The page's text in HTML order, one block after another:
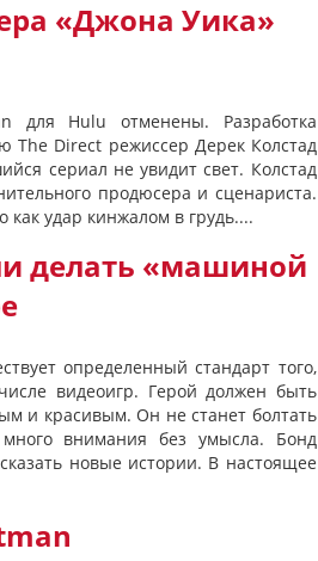
«Джона Уика»
для Hulu отменены. Разработка
The Direct режиссер Дерек Колстад
сериал не увидит свет. Колстад
продюсера и сценариста.
как удар кинжалом в грудь....
делать «машиной
определенный стандарт того,
видеоигр. Герой должен быть
и красивым. Он не станет болтать
внимания без умысла. Бонд
новые истории. В настоящее